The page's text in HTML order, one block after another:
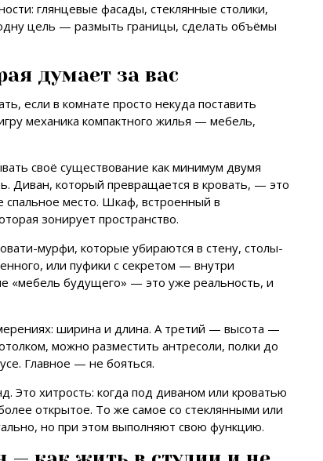
глянцевые фасады, стеклянные столики,
цель — размыть границы, сделать объёмы
думает за вас
если в комнате просто некуда поставить
механика компактного жилья — мебель,
своё существование как минимум двумя
Диван, который превращается в кровать, — это
спальное место. Шкаф, встроенный в
зонирует пространство.
мурфи, которые убираются в стену, столы-
или пуфики с секретом — внутри
«мебель будущего» — это уже реальность, и
ширина и длина. А третий — высота —
можно разместить антресоли, полки до
Главное — не бояться.
Это хитрость: когда под диваном или кроватью
открытое. То же самое со стеклянными или
но при этом выполняют свою функцию.